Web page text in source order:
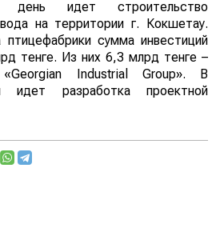
день идет строительство
на территории г. Кокшетау.
сумма инвестиций
тенге. Из них 6,3 млрд тенге –
Industrial Group». В
идет разработка проектной